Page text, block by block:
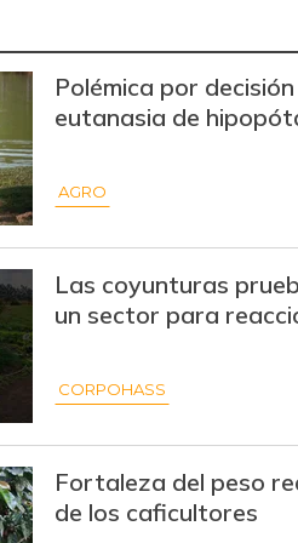
$ 3.150,00 +$
$ 1.660,00
$ 1.933,00 -$
$ 4.933,00 +$
$ 9.000,00
$ 9.625,00 -$
Polémica por
eutanasia de
AGRO
Las coyunturas
un sector para
CORPOHASS
Fortaleza del peso
de los caficultores